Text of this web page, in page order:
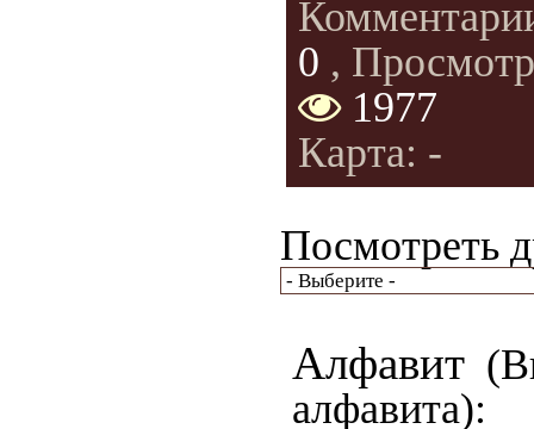
0 ,
1977
Карта: -
Посмотреть
Алфавит
алфавита):